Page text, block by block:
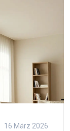
16 März 2026